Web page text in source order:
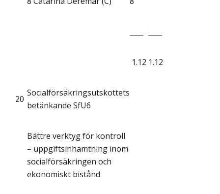
1.12 1.12
20
Socialförsäkringsutskottets
betänkande SfU6
Bättre verktyg för kontroll
– uppgiftsinhämtning inom
socialförsäkringen och
ekonomiskt bistånd